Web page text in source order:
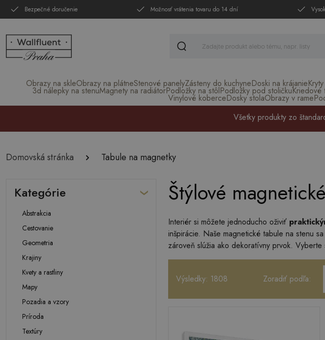
Bezpečné doručenie Možnosť vrátenia tovaru do 14 dní
Obrazy na skleObrazy na plátneStenové panelyZásteny do kuchyneDoski na krájanie
3d nálepky na stenuMagnety na radiátorPodložky na stôlPodložky pod stoličkuKriedové
Vinylové koberceDosky stolaObrazy v rame
Všetky produkty zo
Domovská stránka Tabule na magnetky
Kategórie
Abstrakcia
Cestovanie
Geometria
Krajiny
Kvety a rastliny
Mapy
Pozadia a vzory
Príroda
Textúry
Štýlové
Interiér si môžete jednoducho oživiť
inšpirácie. Naše magnetické tabule na stenu
zároveň slúžia ako dekoratívny prvok.
Výsledky: 1808 Zoradiť podľa: